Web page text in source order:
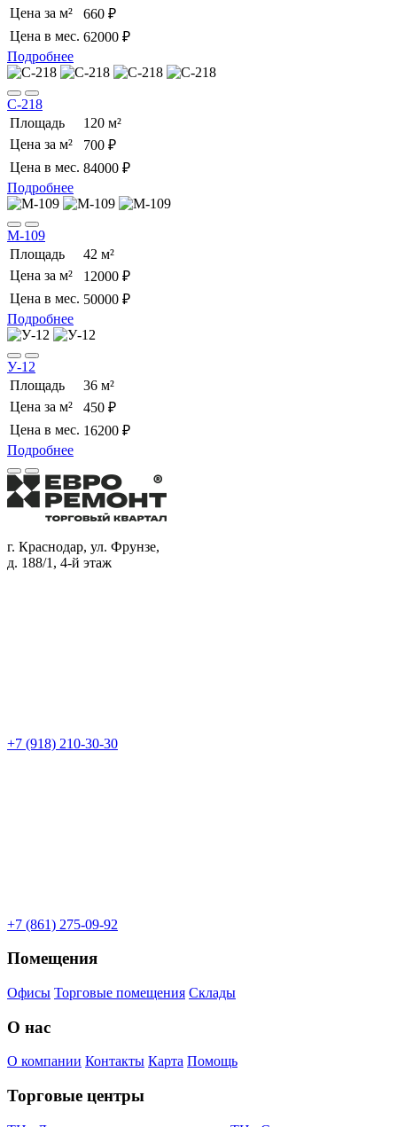
Цена за м²
660 ₽
Цена в мес. 62000 ₽
Подробнее
С-218
Площадь
120 м²
Цена за м²
700 ₽
Цена в мес. 84000 ₽
Подробнее
М-109
Площадь
42 м²
Цена за м²
12000 ₽
Цена в мес. 50000 ₽
Подробнее
У-12
Площадь
36 м²
Цена за м²
450 ₽
Цена в мес. 16200 ₽
Подробнее
г. Краснодар, ул. Фрунзе,
д. 188/1, 4-й этаж
+7 (918) 210-30-30
+7 (861) 275-09-92
Помещения
Офисы Торговые помещения Склады
О нас
О компании Контакты Карта Помощь
Торговые центры